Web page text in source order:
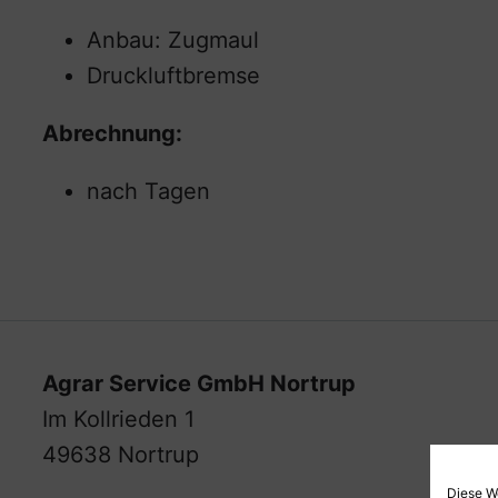
Anbau: Zugmaul
Druckluftbremse
Abrechnung:
nach Tagen
Agrar Service GmbH Nortrup
Im Kollrieden 1
49638 Nortrup
Diese